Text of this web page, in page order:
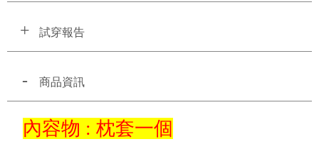
試穿報告
商品資訊
內容物 : 枕套一個